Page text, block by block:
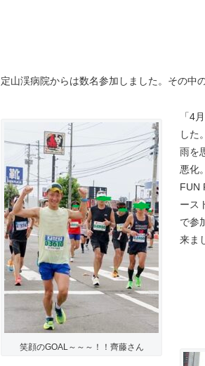
定山渓病院からは数名参加しました。その中
笑顔のGOAL～～～！！齊藤さん
「4
した
雨を
悪化
FUN
ース
で参
来ま